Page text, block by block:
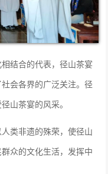
结合的代表，径山茶宴
会各界的广泛关注。径
山茶宴的风采。
类非遗的殊荣，使径山
众的文化生活，发挥中